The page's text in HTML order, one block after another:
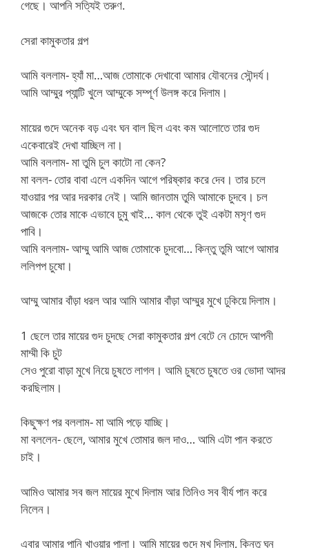
গেছে। আপনি সত্যিই তরুণ.
সেরা কামুকতার গল্প
আমি বললাম- হ্যাঁ মা…আজ তোমাকে দেখাবো আমার যৌবনের সৌন্দর্য।
আমি আম্মুর প্যান্টি খুলে আম্মুকে সম্পূর্ণ উলঙ্গ করে দিলাম।
মায়ের গুদে অনেক বড় এবং ঘন বাল ছিল এবং কম আলোতে তার গুদ
একেবারেই দেখা যাচ্ছিল না।
আমি বললাম- মা তুমি চুল কাটো না কেন?
মা বলল- তোর বাবা এলে একদিন আগে পরিষ্কার করে দেব। তার চলে
যাওয়ার পর আর দরকার নেই। আমি জানতাম তুমি আমাকে চুদবে। চল
আজকে তোর মাকে এভাবে চুমু খাই… কাল থেকে তুই একটা মসৃণ গুদ
পাবি।
আমি বললাম- আম্মু আমি আজ তোমাকে চুদবো… কিন্তু তুমি আগে আমার
ললিপপ চুষো।
আম্মু আমার বাঁড়া ধরল আর আমি আমার বাঁড়া আম্মুর মুখে ঢুকিয়ে দিলাম।
1 ছেলে তার মায়ের গুদ চুদছে সেরা কামুকতার গল্প বেটে নে চোদে আপনী
মাম্মী কি চুট
সেও পুরো বাড়া মুখে নিয়ে চুষতে লাগল। আমি চুষতে চুষতে ওর ভোদা আদর
করছিলাম।
কিছুক্ষণ পর বললাম- মা আমি পড়ে যাচ্ছি।
মা বললেন- ছেলে, আমার মুখে তোমার জল দাও… আমি এটা পান করতে
চাই।
আমিও আমার সব জল মায়ের মুখে দিলাম আর তিনিও সব বীর্য পান করে
নিলেন।
এবার আমার পানি খাওয়ার পালা। আমি মায়ের গুদে মুখ দিলাম, কিন্তু ঘন